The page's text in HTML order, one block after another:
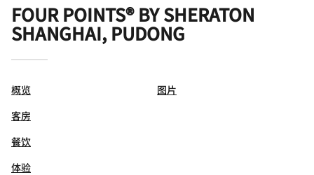
FOUR POINTS® BY SHERATON
SHANGHAI, PUDONG
概览
客房
餐饮
体验
图片